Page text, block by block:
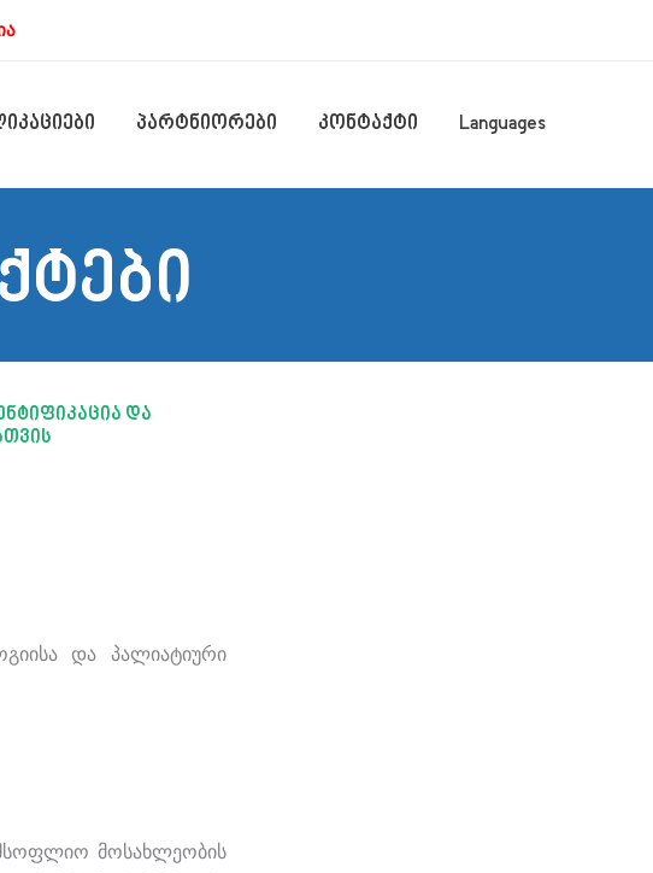
პარტნიორები კონტაქტი Languages
და
და პალიატიური
მოსახლეობის